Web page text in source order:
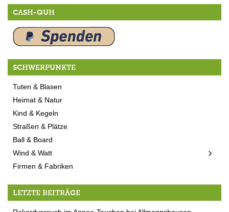
CASH-QUH
SCHWERPUNKTE
Tuten & Blasen
Heimat & Natur
Kind & Kegeln
Straßen & Plätze
Ball & Board
Wind & Watt
Firmen & Fabriken
LETZTE BEITRÄGE